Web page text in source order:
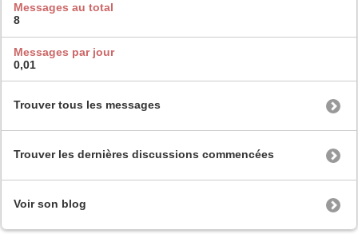
Messages au total
8
Messages par jour
0,01
Trouver tous les messages
Trouver les dernières discussions commencées
Voir son blog